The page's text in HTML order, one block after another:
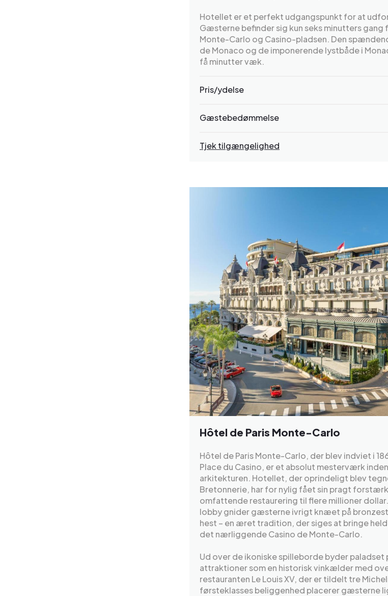
Hotellet er et perfekt udgangspunkt for at
Gæsterne befinder sig kun seks minutters gang
Monte-Carlo og Casino-pladsen. Den
de Monaco og de imponerende lystbåde i
få minutter væk.
Pris/ydelse
Gæstebedømmelse
Tjek tilgængelighed
Hôtel de Paris Monte-Carlo
Hôtel de Paris Monte-Carlo, der blev indviet i
Place du Casino, er et absolut mesterværk
arkitekturen. Hotellet, der oprindeligt blev
Bretonnerie, har for nylig fået sin pragt
omfattende restaurering til flere millioner
lobby gnider gæsterne ivrigt knæet på
hest – en æret tradition, der siges at bringe
det nærliggende Casino de Monte-Carlo.
Ud over de ikoniske spilleborde byder
attraktioner som en historisk vinkælder med
restauranten Le Louis XV, der er tildelt tre
førsteklasses beliggenhed placerer gæsterne